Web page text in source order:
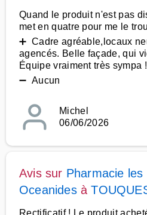
Quand le produit n'est pas
met en quatre pour me le
➕ Cadre agréable,locaux
agencés. Belle façade, qui
Équipe vraiment très sympa !
➖ Aucun
Michel
06/06/2026
Avis sur Pharmacie les
Oceanidesà
Rectificatif ! Le produit